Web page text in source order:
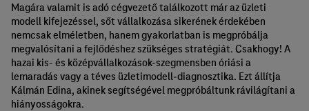
Magára valamit is adó cégvezető találkozott már az üzleti
modell kifejezéssel, sőt vállalkozása sikerének érdekében
nemcsak elméletben, hanem gyakorlatban is megpróbálja
megvalósítani a fejlődéshez szükséges stratégiát. Csakhogy! A
hazai kis- és középvállalkozások-szegmensben óriási a
lemaradás vagy a téves üzletimodell-diagnosztika. Ezt állítja
Kálmán Edina, akinek segítségével megpróbáltunk rávilágítani a
hiányosságokra.